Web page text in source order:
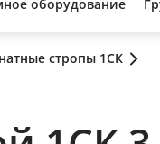
оборудование
стропы 1СК